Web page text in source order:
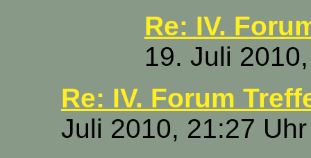
Re: IV.
19. Juli
Re: IV. Forum
Juli 2010, 21:27 Uhr